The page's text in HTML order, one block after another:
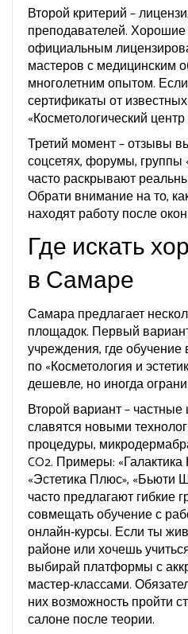
Второй критерий –
преподавателей.
официальным
мастеров с медицинским
многолетним опытом.
сертификаты от
«Косметологический
Третий момент – отзывы
соцсетях, форумы, группы
часто раскрывают
Обрати внимание на то,
находят работу после
Где искать
в Самаре
Самара предлагает
площадок. Первый
учреждения, где
по «Косметология и
дешевле, но иногда
Второй вариант –
славятся новыми
процедуры,
CO2. Примеры: «Галактика
«Эстетика Плюс», «Бьюти
часто предлагают гибкие
совмещать обучение с
онлайн‑курсы. Если ты
районе или хочешь
выбирай платформы с
мастер‑классами.
них возможность пройти
салоне после теории.